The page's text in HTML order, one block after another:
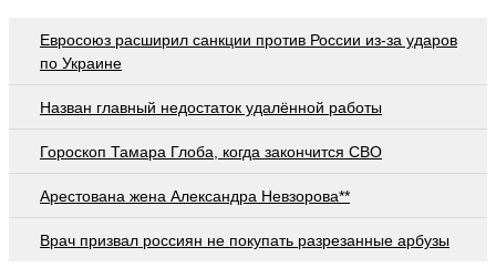
Евросоюз расширил санкции против России из-за ударов
по Украине
Назван главный недостаток удалённой работы
Гороскоп Тамара Глоба, когда закончится СВО
Арестована жена Александра Невзорова**
Врач призвал россиян не покупать разрезанные арбузы